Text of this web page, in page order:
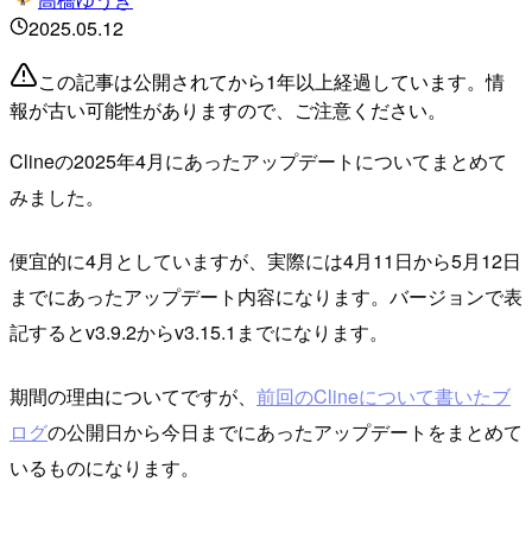
2025.05.12
この記事は公開されてから1年以上経過しています。情
報が古い可能性がありますので、ご注意ください。
Clineの2025年4月にあったアップデートについてまとめて
みました。
便宜的に4月としていますが、実際には4月11日から5月12日
までにあったアップデート内容になります。バージョンで表
記するとv3.9.2からv3.15.1までになります。
期間の理由についてですが、 前回のClineについて書いたブ
ログの公開日から今日までにあったアップデートをまとめて
いるものになります。